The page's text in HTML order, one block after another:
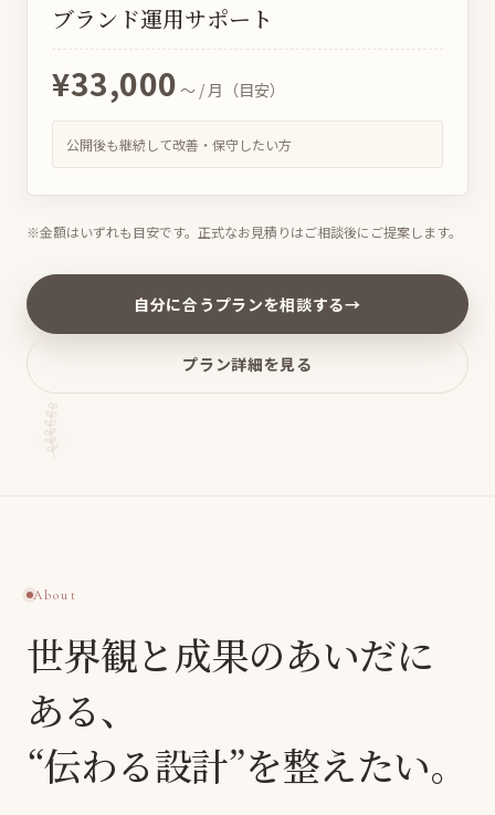
ブランド運用サポート
¥33,000 〜 / 月（目安）
公開後も継続して改善・保守したい方
※金額はいずれも目安です。正式なお見積りはご相談後にご提案します。
自分に合うプランを相談する→
プラン詳細を見る
About
世界観と成果のあいだに
ある、
“伝わる設計”を整えたい。